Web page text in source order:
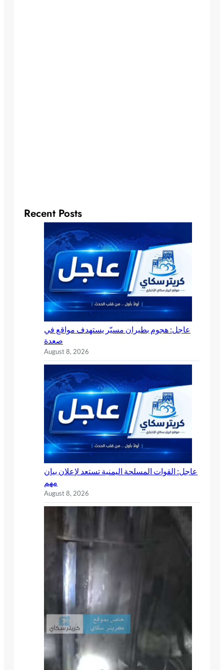
Recent Posts
عاجل: هجوم بطيران مسيّر يستهدف مواقع في
صعدة
August 8, 2026
عاجل: القوات المسلحة اليمنية تستعد لإعلان بيان
مهم
August 8, 2026